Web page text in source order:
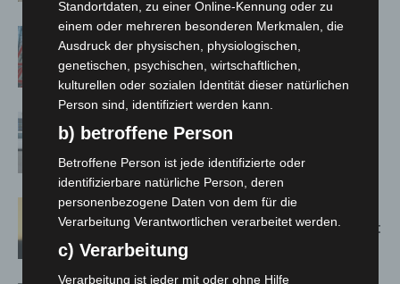
A2: Zweite Turbobaustelle startet
zwischen Hannover-West und
Bothfeld
Niedersachsen: Feuerwehrkräfte
kehren nach Waldbrandeinsatz aus
Spanien zurück
Hannover: Erste Tigermücken-
Population in Niedersachsen entdeckt
Standortdaten, zu einer Online-Kennung oder zu
einem oder mehreren besonderen Merkmalen, die
Ausdruck der physischen, physiologischen,
genetischen, psychischen, wirtschaftlichen,
kulturellen oder sozialen Identität dieser natürlichen
Person sind, identifiziert werden kann.
b) betroffene Person
Betroffene Person ist jede identifizierte oder
identifizierbare natürliche Person, deren
personenbezogene Daten von dem für die
Verarbeitung Verantwortlichen verarbeitet werden.
c) Verarbeitung
Verarbeitung ist jeder mit oder ohne Hilfe